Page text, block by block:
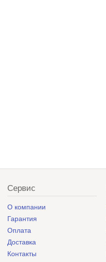
Сервис
О компании
Гарантия
Оплата
Доставка
Контакты